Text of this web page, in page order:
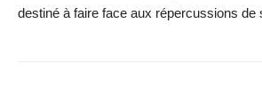
destiné à faire face aux répercussions de